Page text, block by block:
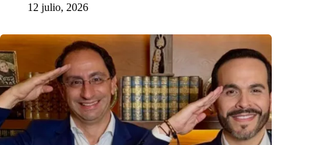
12 julio, 2026